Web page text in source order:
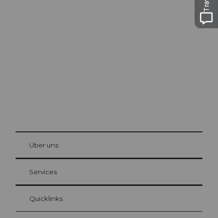
Gästekarte Luzern
Ihre Vorteile als Übernachtungsgast
at Bre
Über uns
Services
Quicklinks